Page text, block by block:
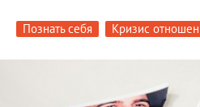
Познать себя Кризис